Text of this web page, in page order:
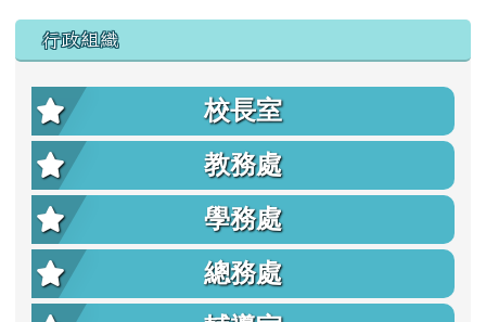
行政組織
校長室
教務處
學務處
總務處